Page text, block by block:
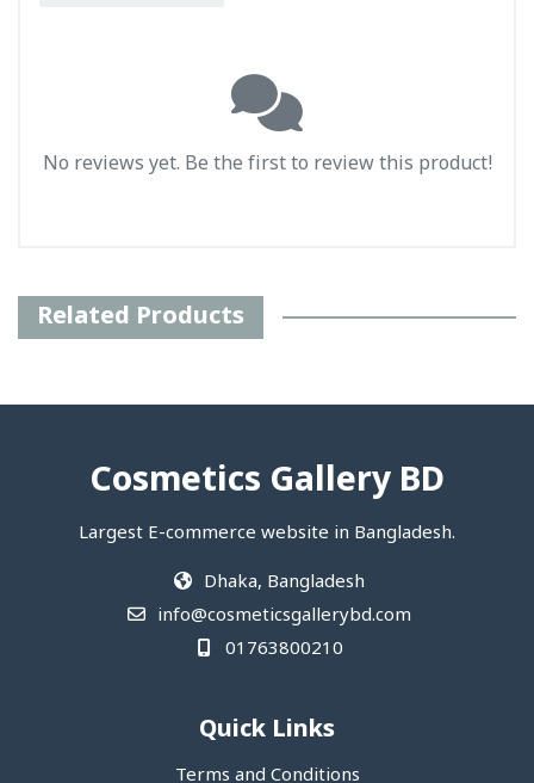
No reviews yet. Be the first to review this product!
Related Products
Cosmetics Gallery BD
Largest E-commerce website in Bangladesh.
Dhaka, Bangladesh
info@cosmeticsgallerybd.com
01763800210
Quick Links
Terms and Conditions